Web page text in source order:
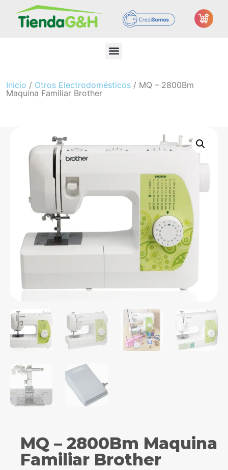
Inicio / Otros Electrodomésticos / MQ – 2800Bm
Maquina Familiar Brother
MQ – 2800Bm Maquina
Familiar Brother